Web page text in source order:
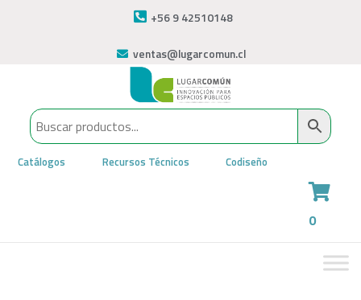
+56 9 42510148
ventas@lugarcomun.cl
Catálogos Recursos Técnicos Codiseño
0